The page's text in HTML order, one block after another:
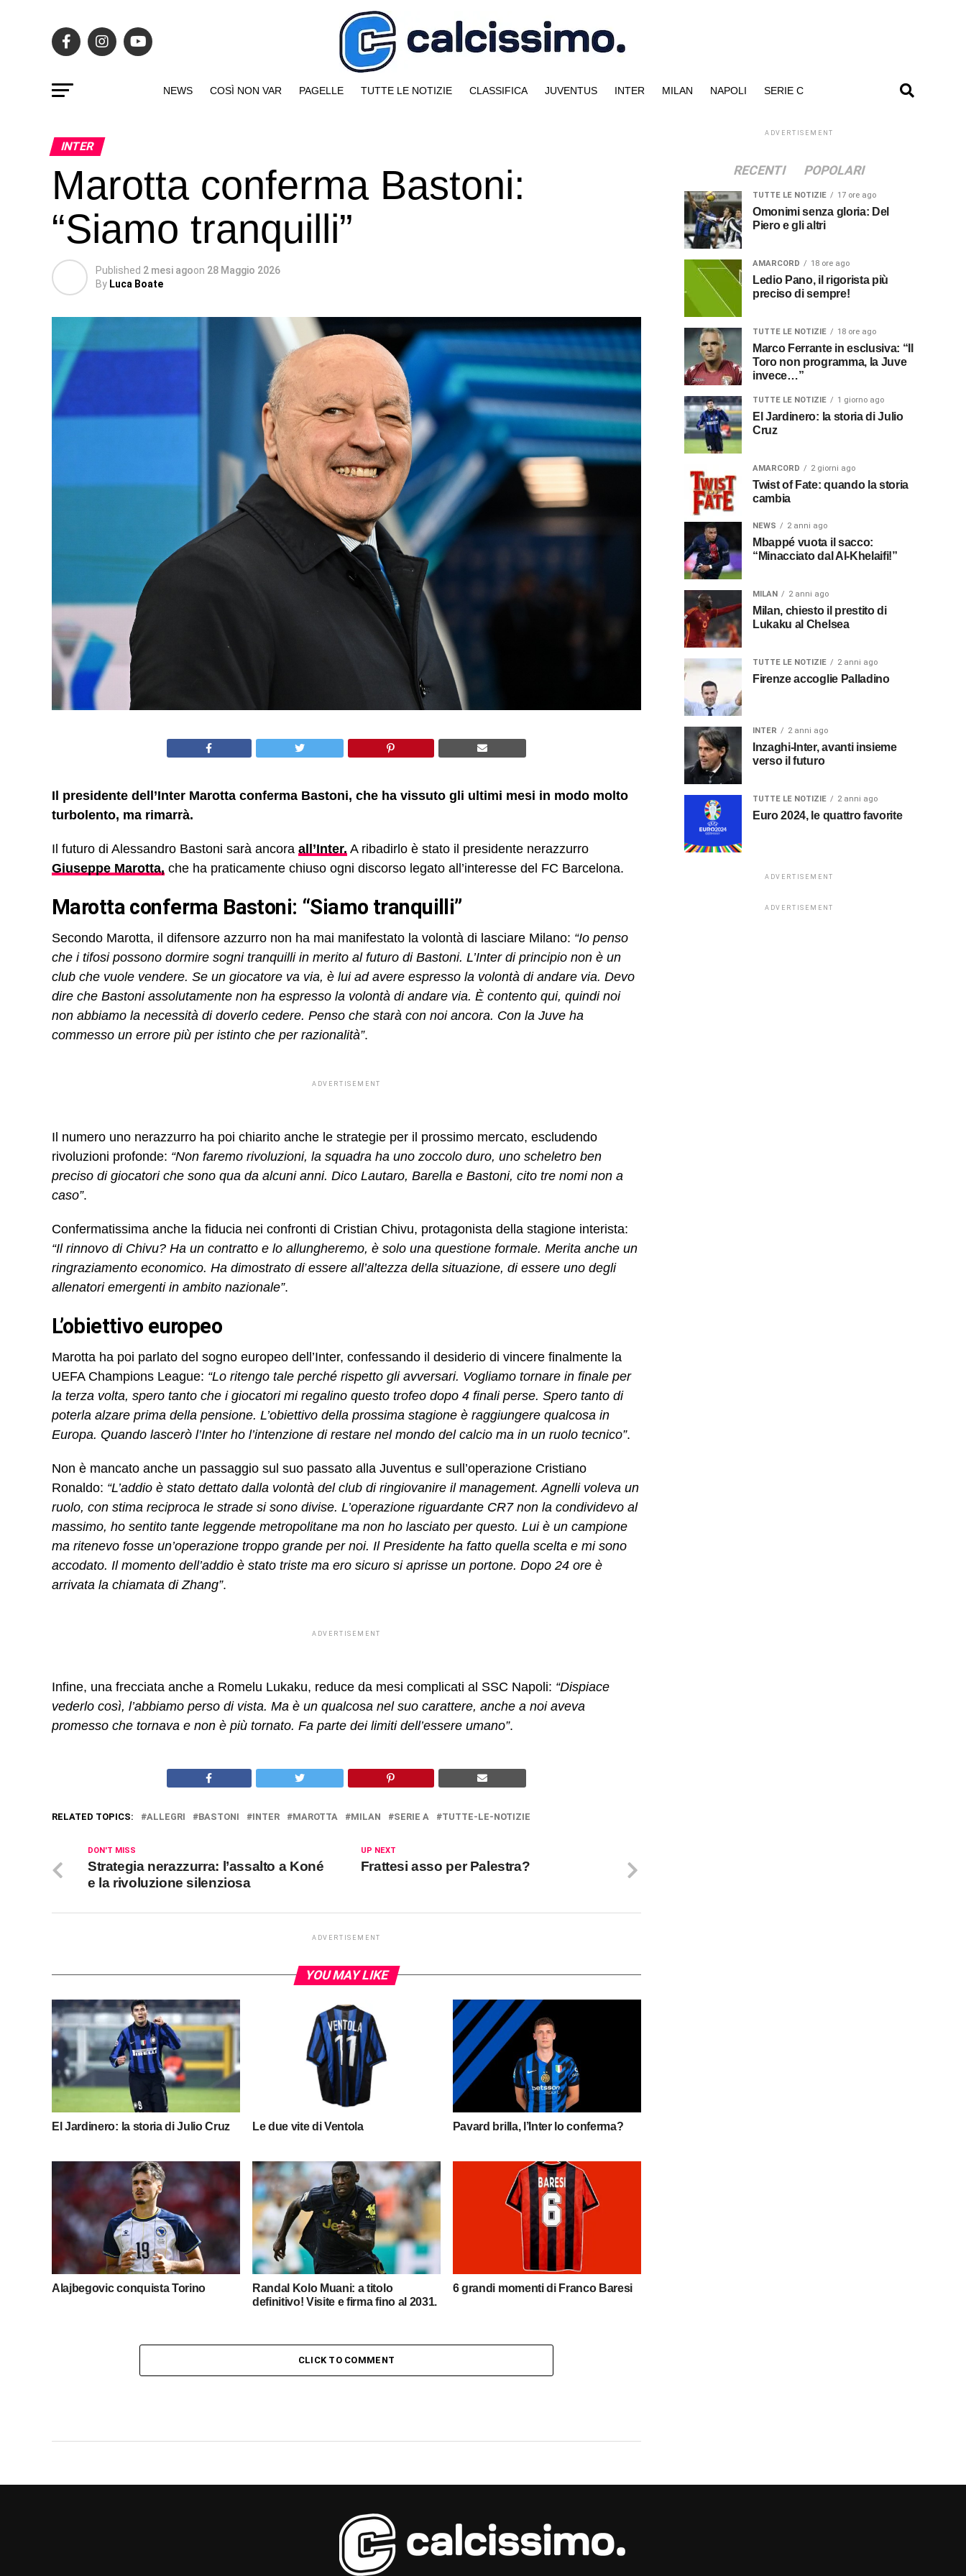
NEWS COSÌ NON VAR PAGELLE TUTTE LE NOTIZIE CLASSIFICA JUVENTUS INTER MILAN NAPOLI SERIE C
INTER
Marotta conferma Bastoni:
“Siamo tranquilli”
Published 2 mesi agoon 28 Maggio 2026
By Luca Boate
Il presidente dell’Inter Marotta conferma Bastoni, che ha vissuto gli ultimi mesi in modo molto
turbolento, ma rimarrà.
Il futuro di Alessandro Bastoni sarà ancora all’Inter. A ribadirlo è stato il presidente nerazzurro
Giuseppe Marotta, che ha praticamente chiuso ogni discorso legato all’interesse del FC Barcelona.
Marotta conferma Bastoni: “Siamo tranquilli”
Secondo Marotta, il difensore azzurro non ha mai manifestato la volontà di lasciare Milano: “Io penso
che i tifosi possono dormire sogni tranquilli in merito al futuro di Bastoni. L’Inter di principio non è un
club che vuole vendere. Se un giocatore va via, è lui ad avere espresso la volontà di andare via. Devo
dire che Bastoni assolutamente non ha espresso la volontà di andare via. È contento qui, quindi noi
non abbiamo la necessità di doverlo cedere. Penso che starà con noi ancora. Con la Juve ha
commesso un errore più per istinto che per razionalità”.
ADVERTISEMENT
Il numero uno nerazzurro ha poi chiarito anche le strategie per il prossimo mercato, escludendo
rivoluzioni profonde: “Non faremo rivoluzioni, la squadra ha uno zoccolo duro, uno scheletro ben
preciso di giocatori che sono qua da alcuni anni. Dico Lautaro, Barella e Bastoni, cito tre nomi non a
caso”.
Confermatissima anche la fiducia nei confronti di Cristian Chivu, protagonista della stagione interista:
“Il rinnovo di Chivu? Ha un contratto e lo allungheremo, è solo una questione formale. Merita anche un
ringraziamento economico. Ha dimostrato di essere all’altezza della situazione, di essere uno degli
allenatori emergenti in ambito nazionale”.
L’obiettivo europeo
Marotta ha poi parlato del sogno europeo dell’Inter, confessando il desiderio di vincere finalmente la
UEFA Champions League: “Lo ritengo tale perché rispetto gli avversari. Vogliamo tornare in finale per
la terza volta, spero tanto che i giocatori mi regalino questo trofeo dopo 4 finali perse. Spero tanto di
poterla alzare prima della pensione. L’obiettivo della prossima stagione è raggiungere qualcosa in
Europa. Quando lascerò l’Inter ho l’intenzione di restare nel mondo del calcio ma in un ruolo tecnico”.
Non è mancato anche un passaggio sul suo passato alla Juventus e sull’operazione Cristiano
Ronaldo: “L’addio è stato dettato dalla volontà del club di ringiovanire il management. Agnelli voleva un
ruolo, con stima reciproca le strade si sono divise. L’operazione riguardante CR7 non la condividevo al
massimo, ho sentito tante leggende metropolitane ma non ho lasciato per questo. Lui è un campione
ma ritenevo fosse un’operazione troppo grande per noi. Il Presidente ha fatto quella scelta e mi sono
accodato. Il momento dell’addio è stato triste ma ero sicuro si aprisse un portone. Dopo 24 ore è
arrivata la chiamata di Zhang”.
ADVERTISEMENT
Infine, una frecciata anche a Romelu Lukaku, reduce da mesi complicati al SSC Napoli: “Dispiace
vederlo così, l’abbiamo perso di vista. Ma è un qualcosa nel suo carattere, anche a noi aveva
promesso che tornava e non è più tornato. Fa parte dei limiti dell’essere umano”.
RELATED TOPICS: ALLEGRI BASTONI INTER MAROTTA MILAN SERIE A TUTTE-LE-NOTIZIE
UP NEXT
Frattesi asso per Palestra?
DON'T MISS
Strategia nerazzurra: l’assalto a Koné
e la rivoluzione silenziosa
ADVERTISEMENT
YOU MAY LIKE
El Jardinero: la storia di Julio Cruz Le due vite di Ventola Pavard brilla, l’Inter lo conferma?
Alajbegovic conquista Torino
Randal Kolo Muani: a titolo
definitivo! Visite e firma fino al 2031.
6 grandi momenti di Franco Baresi
CLICK TO COMMENT
ADVERTISEMENT
RECENTI POPOLARI
TUTTE LE NOTIZIE 17 ore ago
Omonimi senza gloria: Del
Piero e gli altri
AMARCORD 18 ore ago
Ledio Pano, il rigorista più
preciso di sempre!
TUTTE LE NOTIZIE 18 ore ago
Marco Ferrante in esclusiva: “Il
Toro non programma, la Juve
invece…”
TUTTE LE NOTIZIE 1 giorno ago
El Jardinero: la storia di Julio
Cruz
AMARCORD 2 giorni ago
Twist of Fate: quando la storia
cambia
NEWS 2 anni ago
Mbappé vuota il sacco:
“Minacciato dal Al-Khelaifi!”
MILAN 2 anni ago
Milan, chiesto il prestito di
Lukaku al Chelsea
TUTTE LE NOTIZIE 2 anni ago
Firenze accoglie Palladino
INTER 2 anni ago
Inzaghi-Inter, avanti insieme
verso il futuro
TUTTE LE NOTIZIE 2 anni ago
Euro 2024, le quattro favorite
ADVERTISEMENT
ADVERTISEMENT